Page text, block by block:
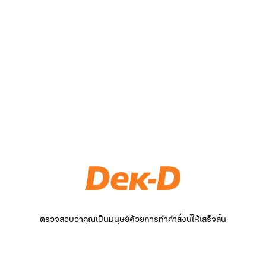
ตรวจสอบว่าคุณเป็นมนุษย์ด้วยการทำคำสั่งนี้ให้เสร็จสิ้น